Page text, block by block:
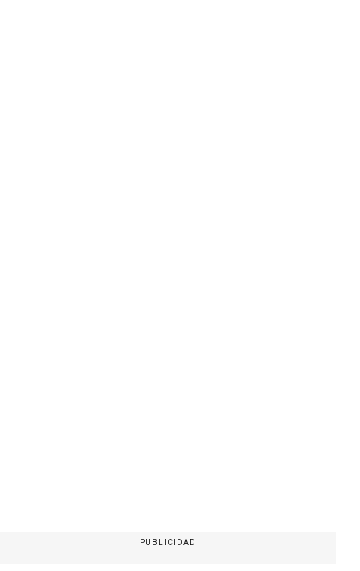
PUBLICIDAD